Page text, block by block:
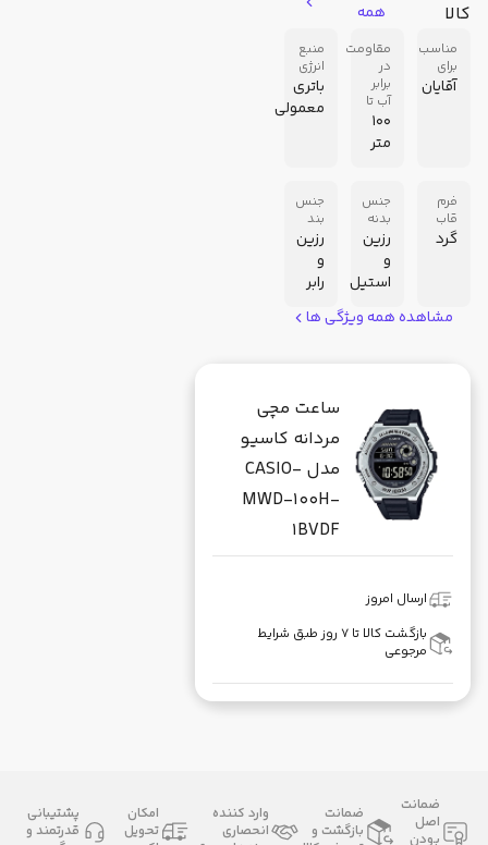
کالا
همه
مناسب
برای
آقایان
مقاومت
در
برابر
آب تا
100
متر
منبع
انرژی
باتری
معمولی
فرم
قاب
گرد
جنس
بدنه
رزین
و
استیل
جنس
بند
رزین
و
رابر
مشاهده همه ویژگی ها
ساعت مچی
مردانه کاسیو
مدل CASIO-
MWD-100H-
1BVDF
ارسال امروز
بازگشت کالا تا ۷ روز طبق شرایط
مرجوعی
ضمانت
اصل
بودن
ضمانت
بازگشت و
وارد کننده
انحصاری
امکان
تحویل
پشتیبانی
قدرتمند و